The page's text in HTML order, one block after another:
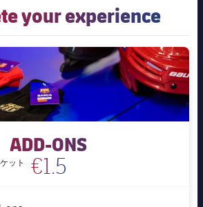
your experience
ADD-ONS
ット €1.5